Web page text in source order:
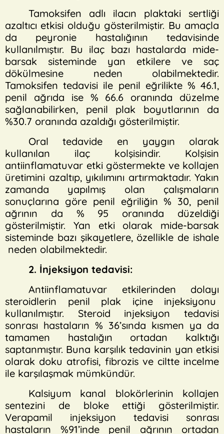
Tamoksifen adlı ilacın plaktaki sertliği
azaltıcı etkisi olduğu gösterilmiştir. Bu amaçla
da peyronie hastalığının tedavisinde
kullanılmıştır. Bu ilaç bazı hastalarda mide-
barsak sisteminde yan etkilere ve saç
dökülmesine neden olabilmektedir.
Tamoksifen tedavisi ile penil eğrilikte % 46.1,
penil ağrıda ise % 66.6 oranında düzelme
sağlanabilirken, penil plak boyutlarının da
%30.7 oranında azaldığı gösterilmiştir.
Oral tedavide en yaygın olarak
kullanılan ilaç kolşisindir. Kolşisin
antiinflamatuvar etki göstermekte ve kollajen
üretimini azaltıp, yıkılımını artırmaktadır. Yakın
zamanda yapılmış olan çalışmaların
sonuçlarına göre penil eğriliğin % 30, penil
ağrının da % 95 oranında düzeldiği
gösterilmiştir. Yan etki olarak mide-barsak
sisteminde bazı şikayetlere, özellikle de ishale
neden olabilmektedir.
2. İnjeksiyon tedavisi:
Antiinflamatuvar etkilerinden dolayı
steroidlerin penil plak içine injeksiyonu
kullanılmıştır. Steroid injeksiyon tedavisi
sonrası hastaların % 36’sında kısmen ya da
tamamen hastalığın ortadan kalktığı
saptanmıştır. Buna karşılık tedavinin yan etkisi
olarak doku atrofisi, fibrozis ve ciltte incelme
ile karşılaşmak mümkündür.
Kalsiyum kanal blokörlerinin kollajen
sentezini de bloke ettiği gösterilmiştir.
Verapamil injeksiyon tedavisi sonrası
hastaların %91’inde penil ağrının ortadan